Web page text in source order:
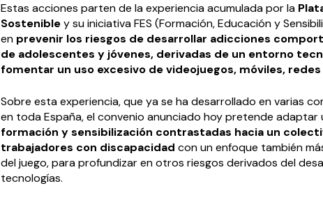
Estas acciones parten de la experiencia acumulada por la
Sostenibley su iniciativa FES (Formación, Educación y
en prevenir los riesgos de desarrollar adicciones
de adolescentes y jóvenes, derivadas de un entorno
fomentar un uso excesivo de videojuegos, móviles,
Sobre esta experiencia, que ya se ha desarrollado en varias
en toda España, el convenio anunciado hoy pretende adaptar
formación y sensibilización contrastadas hacia un
trabajadores con discapacidad con un enfoque también
del juego, para profundizar en otros riesgos derivados del
tecnologías.